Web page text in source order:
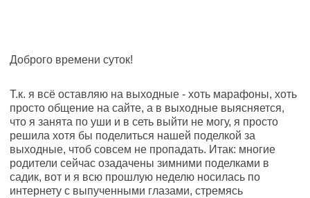
Доброго времени суток!
Т.к. я всё оставляю на выходные - хоть марафоны, хоть
просто общение на сайте, а в выходные выясняется,
что я занята по уши и в сеть выйти не могу, я просто
решила хотя бы поделиться нашей поделкой за
выходные, чтоб совсем не пропадать. Итак: многие
родители сейчас озадачены зимними поделками в
садик, вот и я всю прошлую неделю носилась по
интернету с выпученными глазами, стремясь